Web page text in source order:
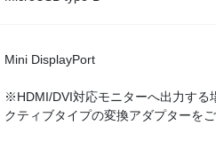
Mini DisplayPort
※HDMI/DVI対応モニターへ出力する
クティブタイプの変換アダプターを